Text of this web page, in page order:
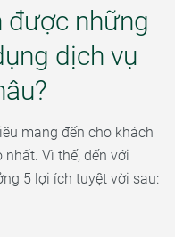
được những
dịch vụ
mang đến cho khách
Vì thế, đến với
5 lợi ích tuyệt vời sau: